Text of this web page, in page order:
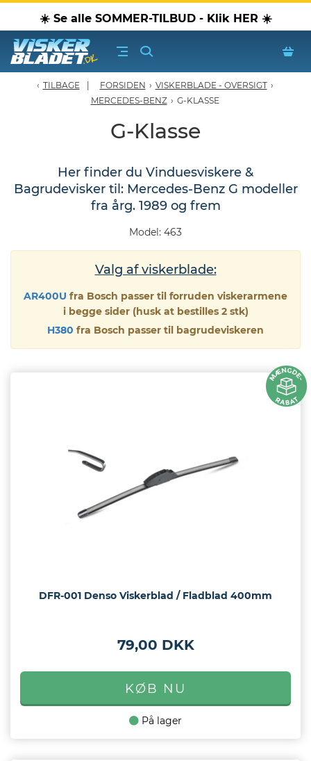
☀️ Se alle SOMMER-TILBUD - Klik HER ☀️
- Oversigt
olier & spray
Produkter
TILBAGE FORSIDEN › VISKERBLADE - OVERSIGT ›
MERCEDES-BENZ › G-KLASSE
G-Klasse
Her finder du Vinduesviskere &
Bagrudevisker til: Mercedes-Benz G modeller
fra årg. 1989 og frem
Model: 463
Valg af viskerblade:
AR400U fra Bosch passer til forruden viskerarmene
i begge sider (husk at bestilles 2 stk)
H380 fra Bosch passer til bagrudeviskeren
DFR-001 Denso Viskerblad / Fladblad 400mm
79,00 DKK
På lager